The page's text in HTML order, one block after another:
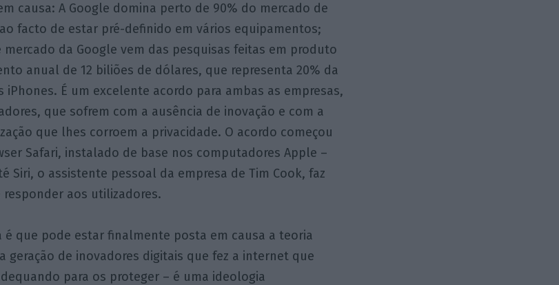
causa: A Google domina perto de 90% do mercado de
facto de estar pré-definido em vários equipamentos;
da Google vem das pesquisas feitas em produto
anual de 12 biliões de dólares, que representa 20% da
É um excelente acordo para ambas as empresas,
que sofrem com a ausência de inovação e com a
que lhes corroem a privacidade. O acordo começou
Safari, instalado de base nos computadores Apple –
Siri, o assistente pessoal da empresa de Tim Cook, faz
aos utilizadores.
é que pode estar finalmente posta em causa a teoria
geração de inovadores digitais que fez a internet que
para os proteger – é uma ideologia